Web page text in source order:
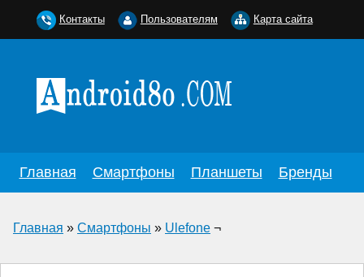
Главная Смартфоны Планшеты Бренды
Главная » Смартфоны » Ulefone ¬
Контакты Пользователям Карта сайта